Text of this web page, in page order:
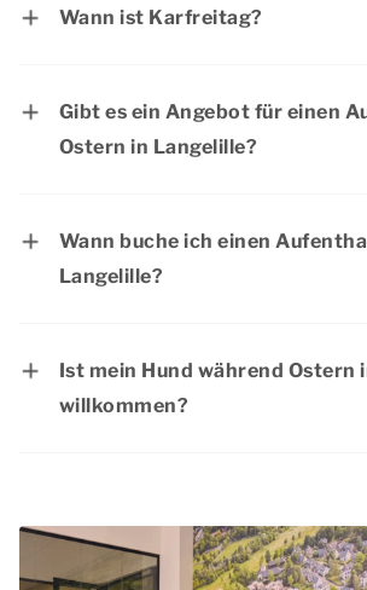
Wann ist Karfreitag?
Gibt es ein Angebot für einen
Ostern in Langelille?
Wann buche ich einen
Langelille?
Gewissheit, dass Ihre
noch verfügbar ist.
Ist mein Hund während Ostern
willkommen?
Haustiere sind in den meisten
erlaubt. Schauen Sie auf